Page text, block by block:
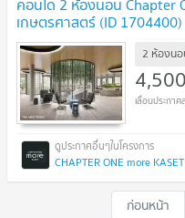
คอนโด 2 ห้องนอน Chapter
เกษตรศาสตร์ (ID 1704400)
2 ห้องน
CHAPTER ONE more
ก่อนหน้า